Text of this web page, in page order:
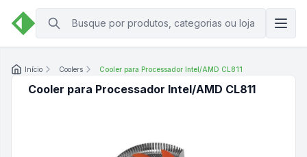
Início Coolers Cooler para Processador Intel/AMD CL811
Cooler para Processador Intel/AMD CL811